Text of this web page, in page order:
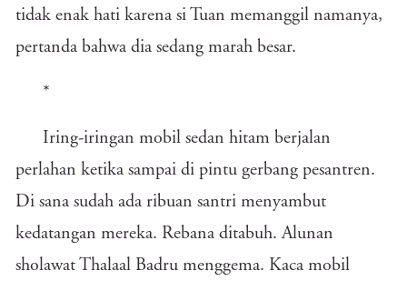
tidak enak hati karena si Tuan memanggil namanya,
pertanda bahwa dia sedang marah besar.
*
Iring-iringan mobil sedan hitam berjalan
perlahan ketika sampai di pintu gerbang pesantren.
Di sana sudah ada ribuan santri menyambut
kedatangan mereka. Rebana ditabuh. Alunan
sholawat Thalaal Badru menggema. Kaca mobil